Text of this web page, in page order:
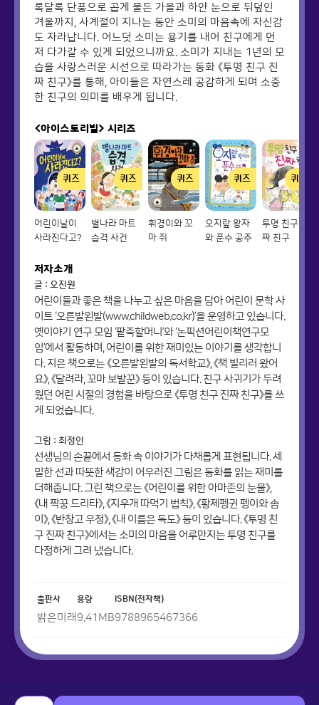
록달록 단풍으로 곱게 물든 가을과 하얀 눈으로 뒤덮인
겨울까지, 사계절이 지나는 동안 소미의 마음속에 자신감
도 자라납니다. 어느덧 소미는 용기를 내어 친구에게 먼
저 다가갈 수 있게 되었으니까요. 소미가 지내는 1년의 모
습을 사랑스러운 시선으로 따라가는 동화 《투명 친구 진
짜 친구》를 통해, 아이들은 자연스레 공감하게 되며 소중
한 친구의 의미를 배우게 됩니다.
<아이스토리빌> 시리즈
퀴즈
어린이날이
사라진다고?
퀴즈
별나라 마트
습격 사건
퀴즈
휘경이와 꼬
마 쥐
퀴즈
오지랖 왕자
와 푼수 공주
퀴즈
투명 친구 진
짜 친구
저자소개
글 : 오진원
어린이들과 좋은 책을 나누고 싶은 마음을 담아 어린이 문학 사
이트 ‘오른발왼발(www.childweb.co.kr)’을 운영하고 있습니다.
옛이야기 연구 모임 ‘팥죽할머니’와 ‘논픽션어린이책연구모
임’에서 활동하며, 어린이를 위한 재미있는 이야기를 생각합니
다. 지은 책으로는 《오른발왼발의 독서학교》, 《책 빌리러 왔어
요》, 《달려라, 꼬마 보발꾼》 등이 있습니다. 친구 사귀기가 두려
웠던 어린 시절의 경험을 바탕으로 《투명 친구 진짜 친구》를 쓰
게 되었습니다.
그림 : 최정인
선생님의 손끝에서 동화 속 이야기가 다채롭게 표현됩니다. 세
밀한 선과 따뜻한 색감이 어우러진 그림은 동화를 읽는 재미를
더해줍니다. 그린 책으로는 《어린이를 위한 아마존의 눈물》,
《내 짝꿍 드리타》, 《지우개 따먹기 법칙》, 《황제펭귄 펭이와 솜
이》, 《반창고 우정》, 《내 이름은 독도》 등이 있습니다. 《투명 친
구 진짜 친구》에서는 소미의 마음을 어루만지는 투명 친구를
다정하게 그려 냈습니다.
출판사
밝은미래
용량
9.41 MB
ISBN(전자책)
9788965467366